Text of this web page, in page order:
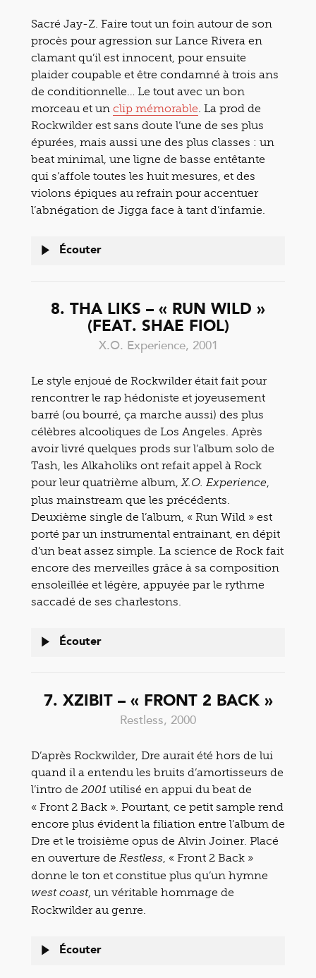
Sacré Jay-Z. Faire tout un foin autour de son
procès pour agression sur Lance Rivera en
clamant qu’il est innocent, pour ensuite
plaider coupable et être condamné à trois ans
de conditionnelle… Le tout avec un bon
morceau et un clip mémorable. La prod de
Rockwilder est sans doute l’une de ses plus
épurées, mais aussi une des plus classes : un
beat minimal, une ligne de basse entêtante
qui s’affole toutes les huit mesures, et des
violons épiques au refrain pour accentuer
l’abnégation de Jigga face à tant d’infamie.
Écouter
8. THA LIKS – « RUN WILD »
(FEAT. SHAE FIOL)
X.O. Experience, 2001
Le style enjoué de Rockwilder était fait pour
rencontrer le rap hédoniste et joyeusement
barré (ou bourré, ça marche aussi) des plus
célèbres alcooliques de Los Angeles. Après
avoir livré quelques prods sur l’album solo de
Tash, les Alkaholiks ont refait appel à Rock
pour leur quatrième album,X.O. Experience,
plus mainstream que les précédents.
Deuxième single de l’album, « Run Wild » est
porté par un instrumental entrainant, en dépit
d’un beat assez simple. La science de Rock fait
encore des merveilles grâce à sa composition
ensoleillée et légère, appuyée par le rythme
saccadé de ses charlestons.
Écouter
7. XZIBIT – « FRONT 2 BACK »
Restless, 2000
D’après Rockwilder, Dre aurait été hors de lui
quand il a entendu les bruits d’amortisseurs de
l’intro de 2001 utilisé en appui du beat de
« Front 2 Back ». Pourtant, ce petit sample rend
encore plus évident la filiation entre l’album de
Dre et le troisième opus de Alvin Joiner. Placé
en ouverture de Restless, « Front 2 Back »
donne le ton et constitue plus qu’un hymne
west coast, un véritable hommage de
Rockwilder au genre.
Écouter